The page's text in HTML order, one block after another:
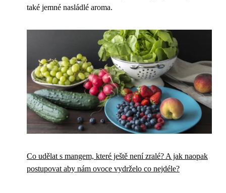
také jemné nasládlé aroma.
Co udělat s mangem, které ještě není zralé? A jak naopak
postupovat aby nám ovoce vydrželo co nejdéle?